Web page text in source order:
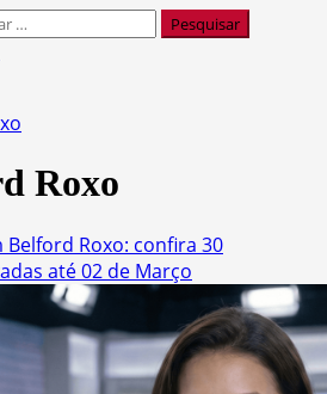
Roxo
Roxo: confira 30
até 02 de Março